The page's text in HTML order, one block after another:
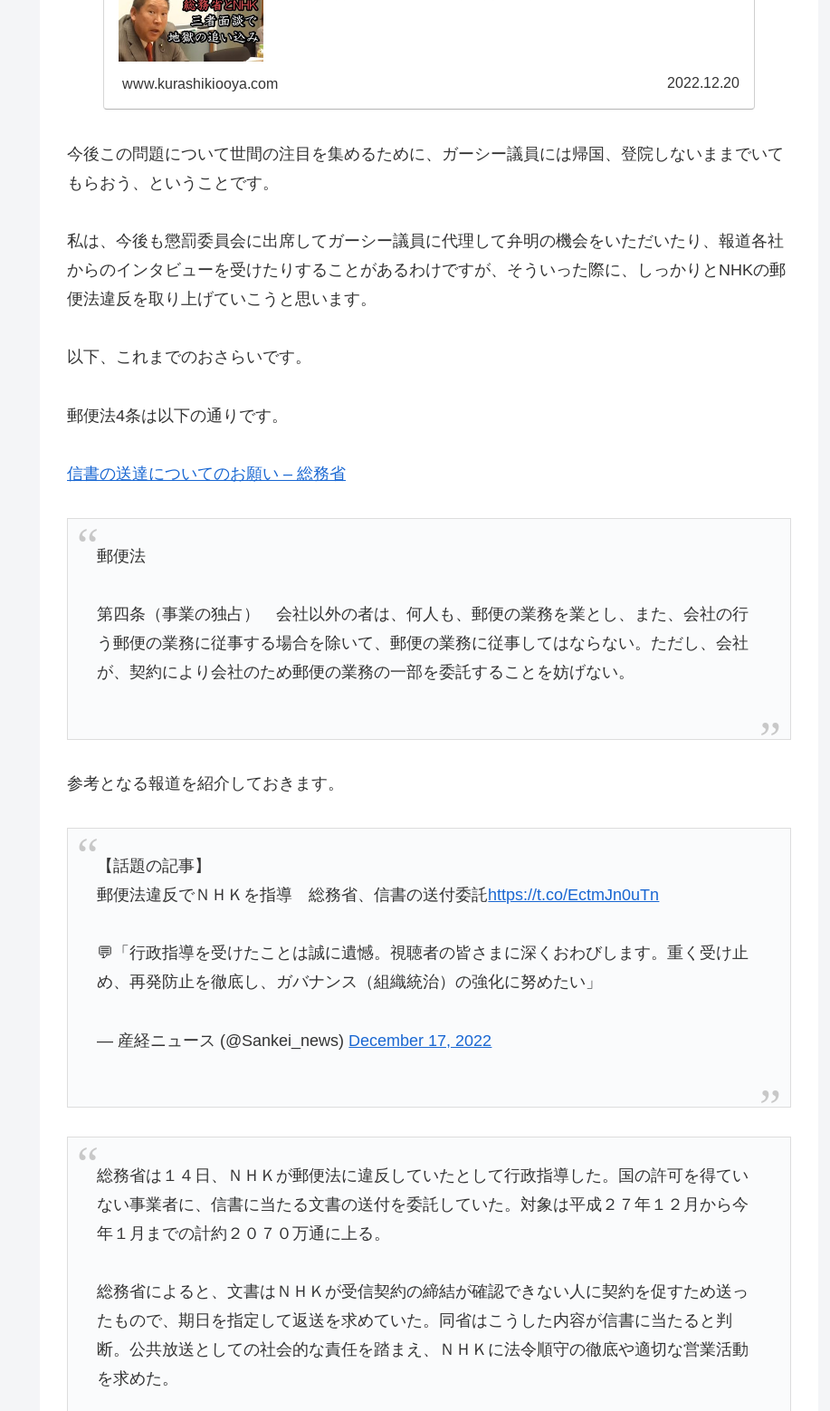
www.kurashikiooya.com 2022.12.20
今後この問題について世間の注目を集めるために、ガーシー議員には帰国、登院しないままでいて
もらおう、ということです。
私は、今後も懲罰委員会に出席してガーシー議員に代理して弁明の機会をいただいたり、報道各社
からのインタビューを受けたりすることがあるわけですが、そういった際に、しっかりとNHKの郵
便法違反を取り上げていこうと思います。
以下、これまでのおさらいです。
郵便法4条は以下の通りです。
信書の送達についてのお願い – 総務省
郵便法
第四条（事業の独占） 会社以外の者は、何人も、郵便の業務を業とし、また、会社の行
う郵便の業務に従事する場合を除いて、郵便の業務に従事してはならない。ただし、会社
が、契約により会社のため郵便の業務の一部を委託することを妨げない。
参考となる報道を紹介しておきます。
【話題の記事】
郵便法違反でＮＨＫを指導 総務省、信書の送付委託https://t.co/EctmJn0uTn
💬「行政指導を受けたことは誠に遺憾。視聴者の皆さまに深くおわびします。重く受け止
め、再発防止を徹底し、ガバナンス（組織統治）の強化に努めたい」
— 産経ニュース (@Sankei_news) December 17, 2022
総務省は１４日、ＮＨＫが郵便法に違反していたとして行政指導した。国の許可を得てい
ない事業者に、信書に当たる文書の送付を委託していた。対象は平成２７年１２月から今
年１月までの計約２０７０万通に上る。
総務省によると、文書はＮＨＫが受信契約の締結が確認できない人に契約を促すため送っ
たもので、期日を指定して返送を求めていた。同省はこうした内容が信書に当たると判
断。公共放送としての社会的な責任を踏まえ、ＮＨＫに法令順守の徹底や適切な営業活動
を求めた。